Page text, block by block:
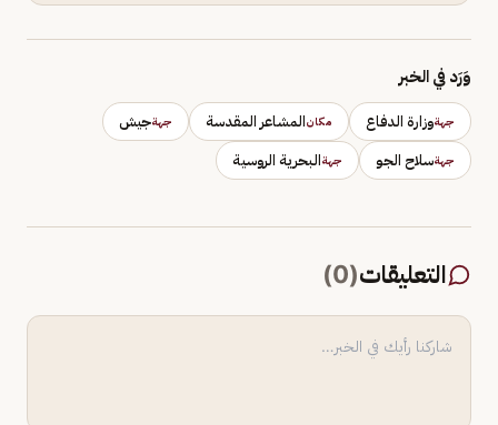
وَرَد في الخبر
جهةوزارة الدفاع مكانالمشاعر المقدسة جهةجيش
جهةسلاح الجو جهةالبحرية الروسية
التعليقات(
0
)